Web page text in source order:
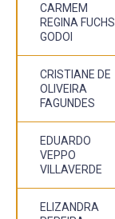
CARMEM
REGINA FUCHS
GODOI
CRISTIANE DE
OLIVEIRA
FAGUNDES
EDUARDO
VEPPO
VILLAVERDE
ELIZANDRA